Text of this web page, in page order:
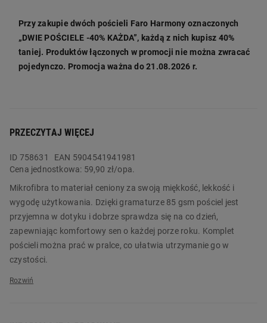
Przy zakupie dwóch pościeli Faro Harmony oznaczonych
„DWIE POŚCIELE -40% KAŻDA”, każdą z nich kupisz 40%
taniej. Produktów łączonych w promocji nie można zwracać
pojedynczo. Promocja ważna do 21.08.2026 r.
PRZECZYTAJ WIĘCEJ
ID 758631
EAN 5904541941981
Cena jednostkowa: 59,90 zł/opa.
Mikrofibra to materiał ceniony za swoją miękkość, lekkość i
wygodę użytkowania. Dzięki gramaturze 85 gsm pościel jest
przyjemna w dotyku i dobrze sprawdza się na co dzień,
zapewniając komfortowy sen o każdej porze roku. Komplet
pościeli można prać w pralce, co ułatwia utrzymanie go w
czystości.
Pościel FARO Harmony w wisienki to świetny wybór dla osób,